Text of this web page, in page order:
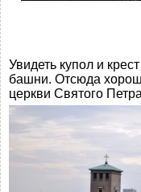
Увидеть купол и
башни. Отсюда
церкви Святого